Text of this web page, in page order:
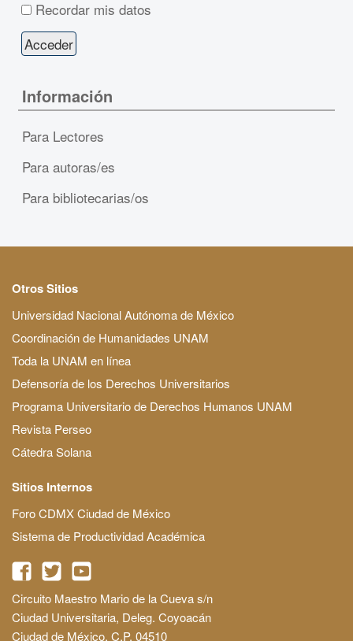
Recordar mis datos
Información
Para Lectores
Para autoras/es
Para bibliotecarias/os
Otros Sitios
Universidad Nacional Autónoma de México
Coordinación de Humanidades UNAM
Toda la UNAM en línea
Defensoría de los Derechos Universitarios
Programa Universitario de Derechos Humanos UNAM
Revista Perseo
Cátedra Solana
Sitios Internos
Foro CDMX Ciudad de México
Sistema de Productividad Académica
Circuito Maestro Mario de la Cueva s/n
Ciudad Universitaria, Deleg. Coyoacán
Ciudad de México, C.P. 04510